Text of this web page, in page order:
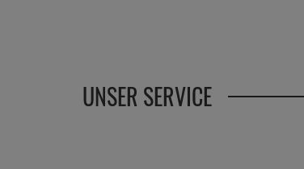
UNSER SERVICE